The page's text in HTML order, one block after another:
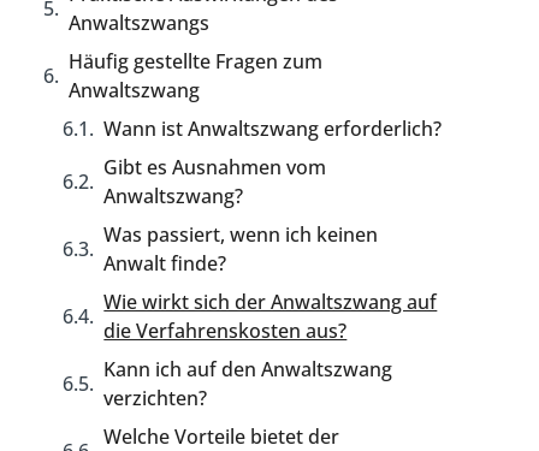
Anwaltszwangs
Häufig gestellte Fragen zum
Anwaltszwang
Wann ist Anwaltszwang erforderlich?
Gibt es Ausnahmen vom
Anwaltszwang?
Was passiert, wenn ich keinen
Anwalt finde?
Wie wirkt sich der Anwaltszwang auf
die Verfahrenskosten aus?
Kann ich auf den Anwaltszwang
verzichten?
Welche Vorteile bietet der